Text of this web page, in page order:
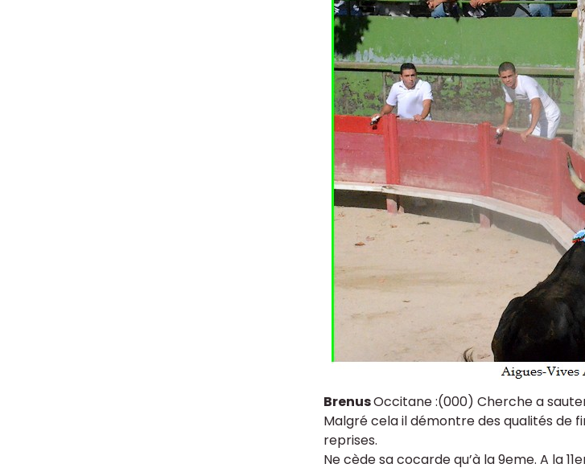
BrenusOccitane :(000) Cherche a
Malgré cela il démontre des qualités de
reprises.
Ne cède sa cocarde qu’à la 9eme. A la